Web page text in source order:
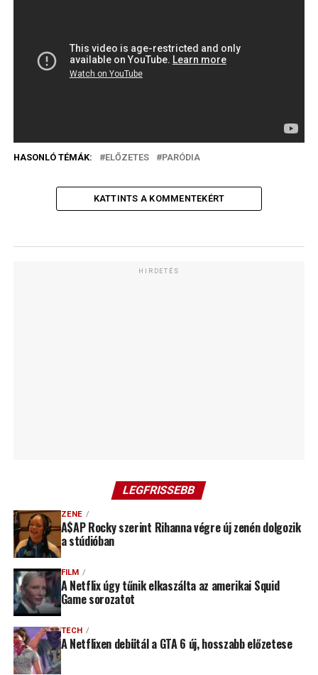
HASONLÓ TÉMÁK: ELŐZETES PARÓDIA
KATTINTS A KOMMENTEKÉRT
HIRDETÉS
LEGFRISSEBB
ZENE
A$AP Rocky szerint Rihanna végre új zenén dolgozik
a stúdióban
FILM
A Netflix úgy tűnik elkaszálta az amerikai Squid
Game sorozatot
TECH
A Netflixen debütál a GTA 6 új, hosszabb előzetese